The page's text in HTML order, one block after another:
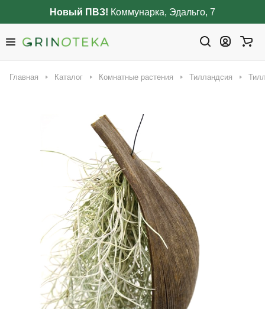
Новый ПВЗ! Коммунарка, Эдальго, 7
Главная Каталог Комнатные растения Тилландсия